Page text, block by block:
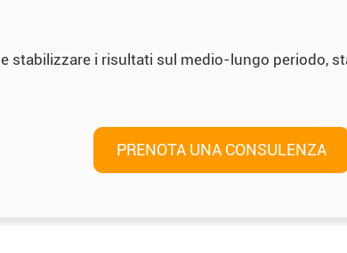
stabilizzare i risultati sul medio-lungo periodo,
PRENOTA UNA CONSULENZA